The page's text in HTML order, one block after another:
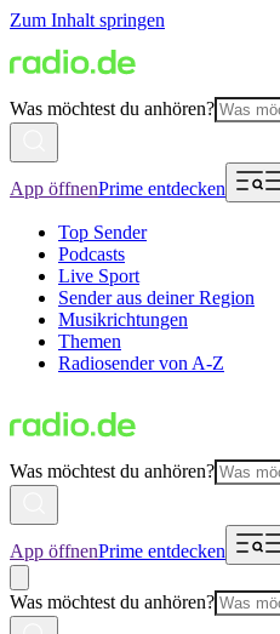
Zum Inhalt springen
Was möchtest du anhören?
App öffnenPrime entdecken
Top Sender
Podcasts
Live Sport
Sender aus deiner Region
Musikrichtungen
Themen
Radiosender von A-Z
Was möchtest du anhören?
App öffnenPrime entdecken
Was möchtest du anhören?